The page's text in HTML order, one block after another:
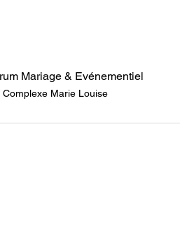
Mariage & Evénementiel
Complexe Marie Louise